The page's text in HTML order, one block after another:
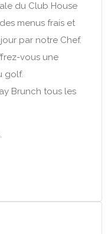
du Club House
menus frais et
par notre Chef.
vous une
golf.
Brunch tous les